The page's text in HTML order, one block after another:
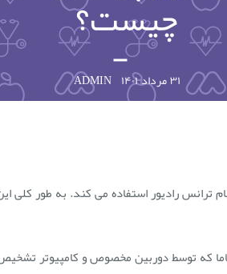
چیست؟
۳۱ مرداد ۱۴۰۱ ADMIN
ترانس رادیور استفاده می کند. به طور کلی
که توسط دوربین مخصوص و کامپیوتر